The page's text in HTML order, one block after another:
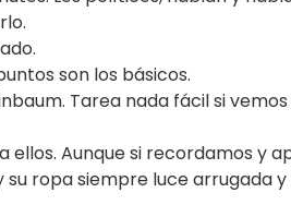
son los básicos.
Tarea nada fácil si
Aunque si recordamos y
ropa siempre luce arrugada